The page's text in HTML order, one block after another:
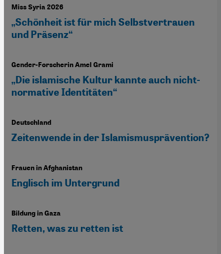
Miss Syria 2026
„Schönheit ist für mich Selbstvertrauen
und Präsenz“
Gender-Forscherin Amel Grami
„Die islamische Kultur kannte auch nicht-
normative Identitäten“
Deutschland
Zeitenwende in der Islamismusprävention?
Frauen in Afghanistan
Englisch im Untergrund
Bildung in Gaza
Retten, was zu retten ist